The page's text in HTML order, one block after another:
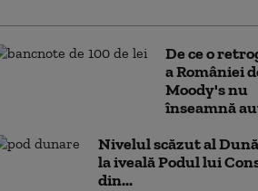
De ce o
a României
Moody's nu
înseamnă
Nivelul scăzut al
la iveală Podul lui
din...